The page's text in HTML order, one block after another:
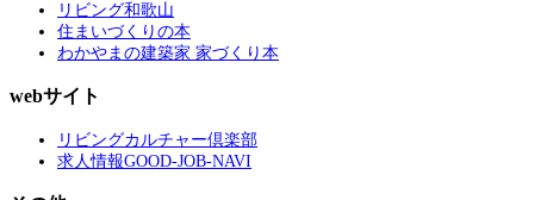
リビング和歌山
住まいづくりの本
わかやまの建築家 家づくり本
webサイト
リビングカルチャー倶楽部
求人情報GOOD-JOB-NAVI